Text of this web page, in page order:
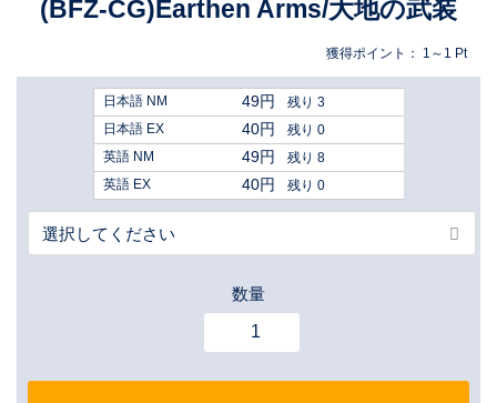
(BFZ-CG)Earthen Arms/大地の武装
獲得ポイント： 1～1 Pt
日本語 NM 49円
残り 3
日本語 EX
40円
残り 0
英語 NM
49円
残り 8
英語 EX
40円 残り 0
数量